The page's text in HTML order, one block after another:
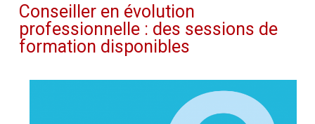
Conseiller en évolution
professionnelle : des sessions de
formation disponibles